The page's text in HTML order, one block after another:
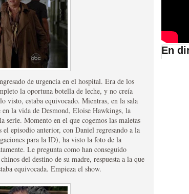
HBO España
de urgencia en el hospital. Era de los
la oportuna botella de leche, y no creía
visto, estaba equivocado. Mientras, en la sala
la vida de Desmond, Eloise Hawkings, la
Momento en el que cogemos las maletas
episodio anterior, con Daniel regresando a la
para la ID), ha visto la foto de la
Le pregunta como han conseguido
del destino de su madre, respuesta a la que
equivocada. Empieza el show.
En